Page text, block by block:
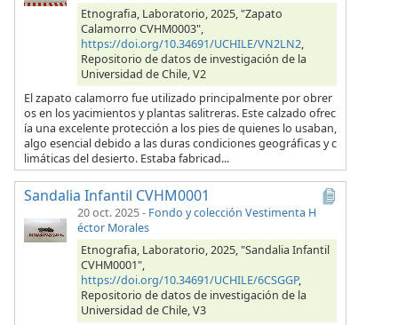
Etnografia, Laboratorio, 2025, "Zapato
Calamorro CVHM0003",
https://doi.org/10.34691/UCHILE/VN2LN2,
Repositorio de datos de investigación de la
Universidad de Chile, V2
El zapato calamorro fue utilizado principalmente por obrer
os en los yacimientos y plantas salitreras. Este calzado ofrec
ía una excelente protección a los pies de quienes lo usaban,
algo esencial debido a las duras condiciones geográficas y c
limáticas del desierto. Estaba fabricad...
Sandalia Infantil CVHM0001
20 oct. 2025- Fondo y colección Vestimenta H
éctor Morales
Etnografia, Laboratorio, 2025, "Sandalia Infantil
CVHM0001",
https://doi.org/10.34691/UCHILE/6CSGGP,
Repositorio de datos de investigación de la
Universidad de Chile, V3